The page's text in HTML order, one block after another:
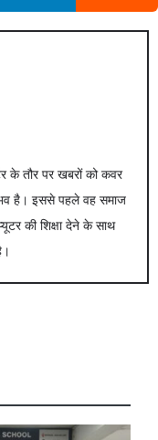
के तौर पर खबरों को कवर
है। इससे पहले वह समाज
की शिक्षा देने के साथ